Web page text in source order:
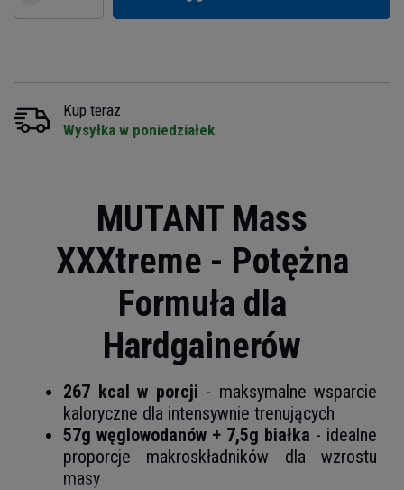
Kup teraz
Wysyłka w poniedziałek
MUTANT Mass
XXXtreme - Potężna
Formuła dla
Hardgainerów
267 kcal w porcji - maksymalne wsparcie
kaloryczne dla intensywnie trenujących
57g węglowodanów + 7,5g białka - idealne
proporcje makroskładników dla wzrostu
masy